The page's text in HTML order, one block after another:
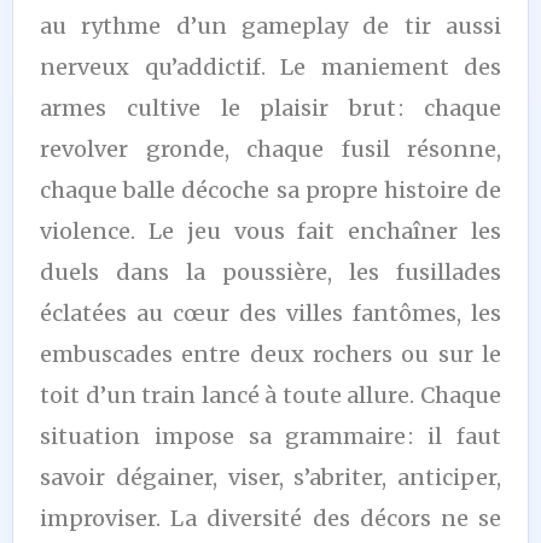
au rythme d’un gameplay de tir aussi
nerveux qu’addictif. Le maniement des
armes cultive le plaisir brut : chaque
revolver gronde, chaque fusil résonne,
chaque balle décoche sa propre histoire de
violence. Le jeu vous fait enchaîner les
duels dans la poussière, les fusillades
éclatées au cœur des villes fantômes, les
embuscades entre deux rochers ou sur le
toit d’un train lancé à toute allure. Chaque
situation impose sa grammaire : il faut
savoir dégainer, viser, s’abriter, anticiper,
improviser. La diversité des décors ne se